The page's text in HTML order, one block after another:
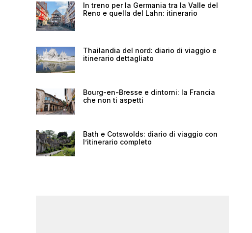
In treno per la Germania tra la Valle del
Reno e quella del Lahn: itinerario
Thailandia del nord: diario di viaggio e
itinerario dettagliato
Bourg-en-Bresse e dintorni: la Francia
che non ti aspetti
Bath e Cotswolds: diario di viaggio con
l’itinerario completo